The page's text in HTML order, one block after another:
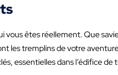
vous êtes réellement. Que
les tremplins de votre
essentielles dans l’édifice